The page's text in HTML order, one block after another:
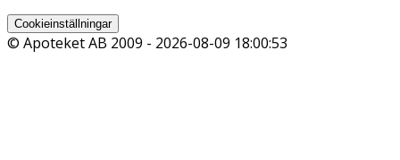
Cookieinställningar
© Apoteket AB 2009 - 2026-08-09 18:00:53